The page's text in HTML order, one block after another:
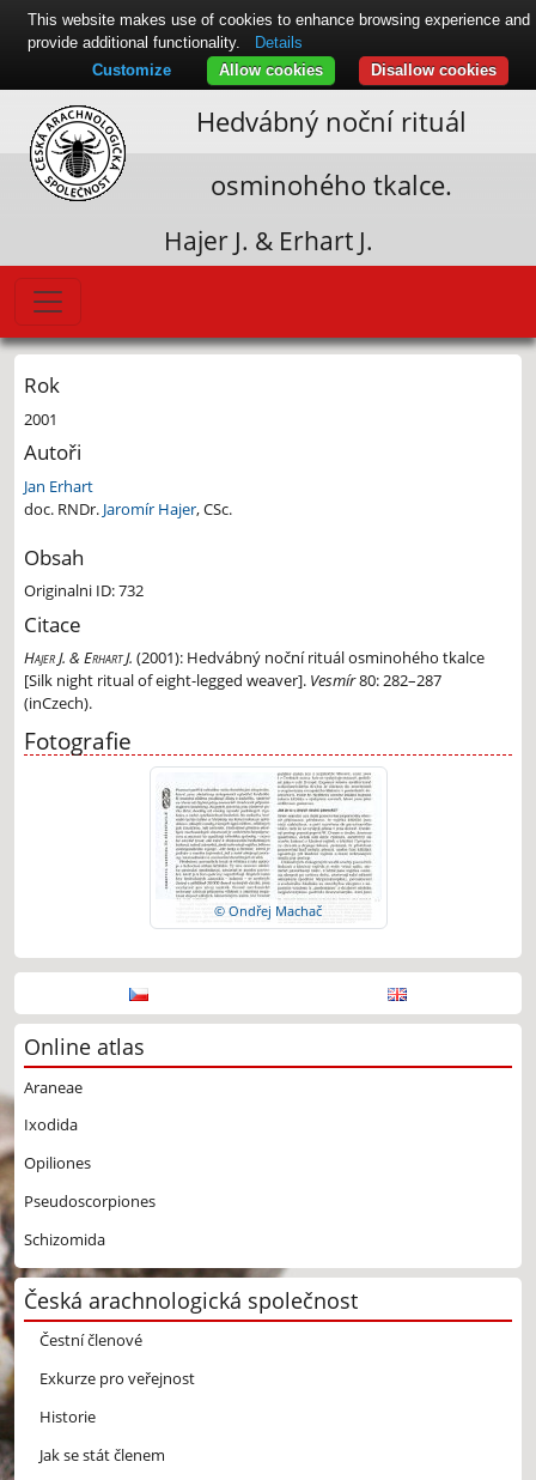
Hedvábný noční rituál
osminohého tkalce.
Hajer J. & Erhart J.
Rok
2001
Autoři
Jan Erhart
doc. RNDr. Jaromír Hajer, CSc.
Obsah
Originalni ID: 732
Citace
Hajer J. & Erhart J. (2001): Hedvábný noční rituál osminohého tkalce
[Silk night ritual of eight-legged weaver]. Vesmír80: 282–287
(inCzech).
Fotografie
© Ondřej Machač
Online atlas
Araneae
Ixodida
Opiliones
Pseudoscorpiones
Schizomida
Česká arachnologická společnost
Čestní členové
Exkurze pro veřejnost
Historie
Jak se stát členem
This website makes use of cookies to enhance browsing experience and
provide additional functionality.
Details
Disallow cookies
Allow cookies
Customize